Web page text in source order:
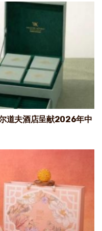
道夫酒店呈献2026年中